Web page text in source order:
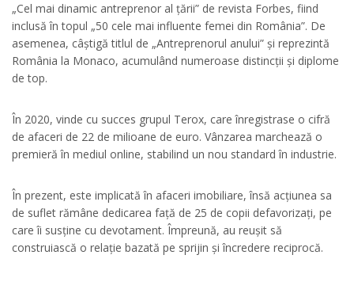
„Cel mai dinamic antreprenor al țării” de revista Forbes, fiind
inclusă în topul „50 cele mai influente femei din România”. De
asemenea, câștigă titlul de „Antreprenorul anului” și reprezintă
România la Monaco, acumulând numeroase distincții și diplome
de top.
În 2020, vinde cu succes grupul Terox, care înregistrase o cifră
de afaceri de 22 de milioane de euro. Vânzarea marchează o
premieră în mediul online, stabilind un nou standard în industrie.
În prezent, este implicată în afaceri imobiliare, însă acțiunea sa
de suflet rămâne dedicarea față de 25 de copii defavorizați, pe
care îi susține cu devotament. Împreună, au reușit să
construiască o relație bazată pe sprijin și încredere reciprocă.